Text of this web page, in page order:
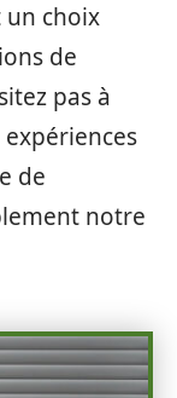
choix
de
pas à
de
notre